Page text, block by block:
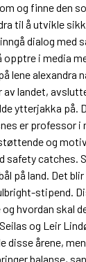
og finne den
til å utvikle
dialog med
i media
lene
landet,
ytterjakka
er professor
og
catches.
på land. Det
stipend.
hvordan skal
og Leir
årene,
balanse,